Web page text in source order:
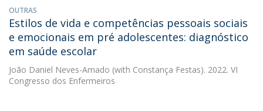
OUTRAS
Estilos de vida e competências pessoais sociais
e emocionais em pré adolescentes: diagnóstico
em saúde escolar
João Daniel Neves-Amado (with Constança Festas). 2022. VI
Congresso dos Enfermeiros